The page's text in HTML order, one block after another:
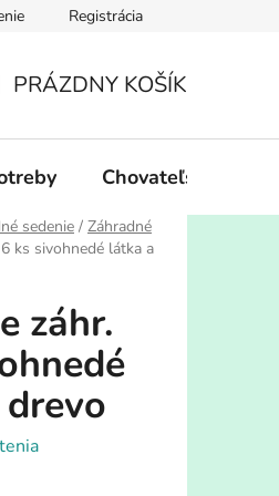
Registrácia
PRÁZDNY KOŠÍK
Chovateľské
sedenie / Záhradné
ks sivohnedé látka a
záhr.